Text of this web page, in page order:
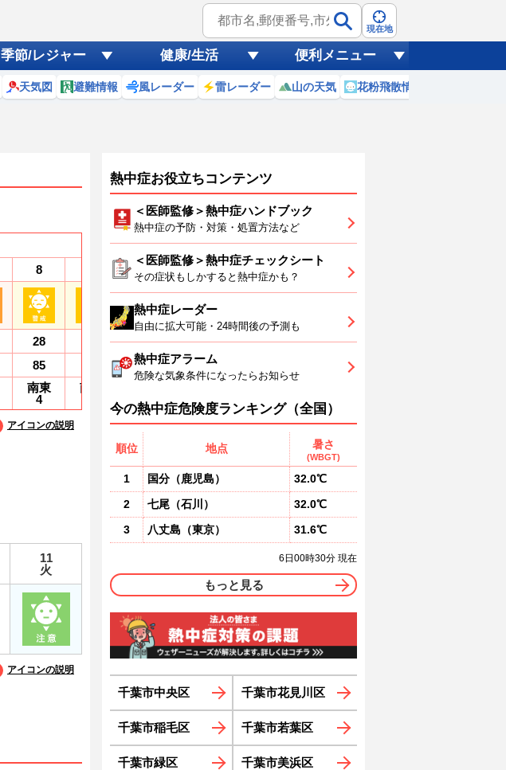
現在地
季節/レジャー 健康/生活 便利メニュー
天気図 避難情報 風レーダー 雷レーダー 山の天気 花粉飛散情報
8
28
85
南東
4
南東
10
27
90
2
11
27
91
1
12
27
27
14
27
93
アイコンの説明
11
火
アイコンの説明
熱中症お役立ちコンテンツ
＜医師監修＞熱中症ハンドブック
熱中症の予防・対策・処置方法など
＜医師監修＞熱中症チェックシート
その症状もしかすると熱中症かも？
熱中症レーダー
自由に拡大可能・24時間後の予測も
熱中症アラーム
危険な気象条件になったらお知らせ
今の熱中症危険度ランキング（全国）
順位 地点 暑さ
(WBGT)
1 国分 （鹿児島）
32.0℃
2
七尾 （石川 ）
32.0℃
3
八丈島 （東京） 31.6℃
6日00時30分 現在
もっと見る
千葉市中央区 千葉市花見川区
千葉市稲毛区 千葉市若葉区
千葉市緑区 千葉市美浜区